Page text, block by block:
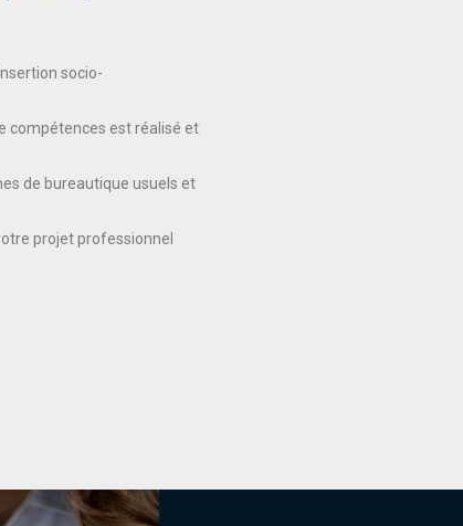
socio-
compétences est réalisé et
de bureautique usuels et
projet professionnel